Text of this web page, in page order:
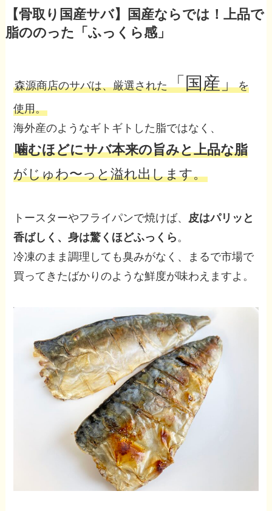
【骨取り国産サバ】国産ならでは！上品で
脂ののった「ふっくら感」
森源商店のサバは、厳選された「国産」を
使用。
海外産のようなギトギトした脂ではなく、
噛むほどにサバ本来の旨みと上品な脂
がじゅわ〜っと溢れ出します。
トースターやフライパンで焼けば、 皮はパリッと
香ばしく、身は驚くほどふっくら 。
冷凍のまま調理しても臭みがなく、まるで市場で
買ってきたばかりのような鮮度が味わえますよ。